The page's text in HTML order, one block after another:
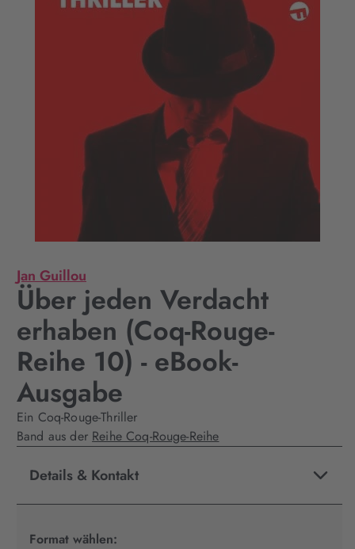
Jan Guillou
Über jeden Verdacht
erhaben (Coq-Rouge-
Reihe 10) - eBook-
Ausgabe
Ein Coq-Rouge-Thriller
Band aus der Reihe Coq-Rouge-Reihe
Details & Kontakt
Format wählen: